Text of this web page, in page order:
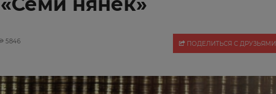
5846 ПОДЕЛИТЬСЯ С ДРУЗЬЯМИ